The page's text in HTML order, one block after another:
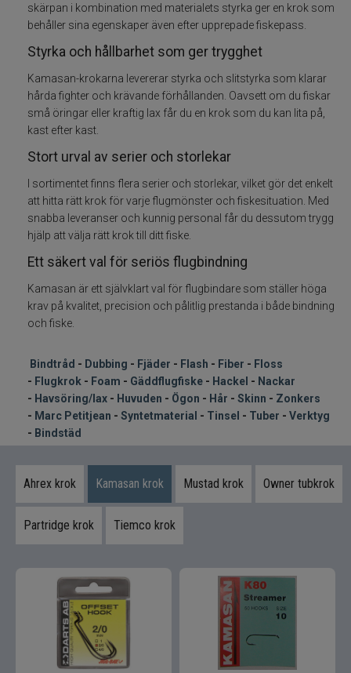
Foam
Hackel nackar
Huvuden ögon
Hår skinn Zonkers
Marc Petitjean
Syntetmaterial
Tuber
Verktyg bindstäd
Flugfiske
Vinterfiske
Kläder
Trolling
Specimenfiske
Varumärken
skärpan i kombination med materialets styrka ger en krok som
behåller sina egenskaper även efter upprepade fiskepass.
Styrka och hållbarhet som ger trygghet
Kamasan-krokarna levererar styrka och slitstyrka som klarar
hårda fighter och krävande förhållanden. Oavsett om du fiskar
små öringar eller kraftig lax får du en krok som du kan lita på,
kast efter kast.
Stort urval av serier och storlekar
I sortimentet finns flera serier och storlekar, vilket gör det enkelt
att hitta rätt krok för varje flugmönster och fiskesituation. Med
snabba leveranser och kunnig personal får du dessutom trygg
hjälp att välja rätt krok till ditt fiske.
Ett säkert val för seriös flugbindning
Kamasan är ett självklart val för flugbindare som ställer höga
krav på kvalitet, precision och pålitlig prestanda i både bindning
och fiske.
Bindtråd - Dubbing - Fjäder - Flash - Fiber - Floss
- Flugkrok - Foam - Gäddflugfiske - Hackel - Nackar
- Havsöring/lax - Huvuden - Ögon - Hår - Skinn - Zonkers
- Marc Petitjean - Syntetmaterial - Tinsel - Tuber - Verktyg
- Bindstäd
Ahrex krok Kamasan krok Mustad krok Owner tubkrok
Partridge krok Tiemco krok